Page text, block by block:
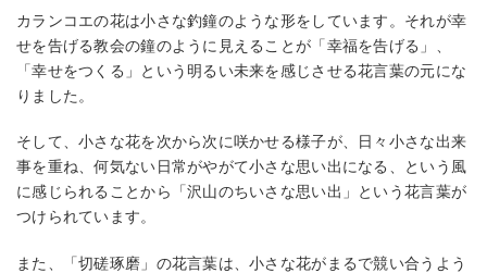
カランコエの花は小さな釣鐘のような形をしています。それが幸
せを告げる教会の鐘のように見えることが「幸福を告げる」、
「幸せをつくる」という明るい未来を感じさせる花言葉の元にな
りました。
そして、小さな花を次から次に咲かせる様子が、日々小さな出来
事を重ね、何気ない日常がやがて小さな思い出になる、という風
に感じられることから「沢山のちいさな思い出」という花言葉が
つけられています。
また、「切磋琢磨」の花言葉は、小さな花がまるで競い合うよう